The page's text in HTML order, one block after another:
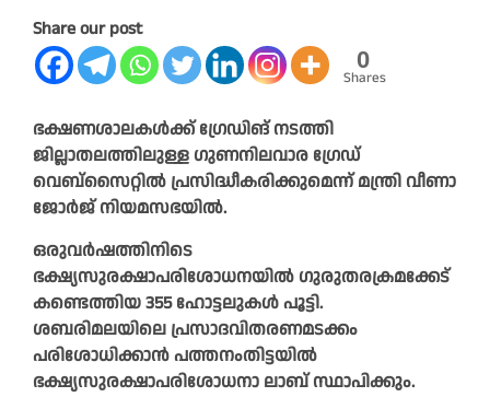
Share our post
0
Shares
ഭക്ഷണശാലകൾക്ക് ഗ്രേഡിങ് നടത്തി
ജില്ലാതലത്തിലുള്ള ഗുണനിലവാര ഗ്രേഡ്
വെബ്‌സൈറ്റിൽ പ്രസിദ്ധീകരിക്കുമെന്ന് മന്ത്രി വീണാ
ജോർജ് നിയമസഭയിൽ.
ഒരുവർഷത്തിനിടെ
ഭക്ഷ്യസുരക്ഷാപരിശോധനയിൽ ഗുരുതരക്രമക്കേട്
കണ്ടെത്തിയ 355 ഹോട്ടലുകൾ പൂട്ടി.
ശബരിമലയിലെ പ്രസാദവിതരണമടക്കം
പരിശോധിക്കാൻ പത്തനംതിട്ടയിൽ
ഭക്ഷ്യസുരക്ഷാപരിശോധനാ ലാബ് സ്ഥാപിക്കും.